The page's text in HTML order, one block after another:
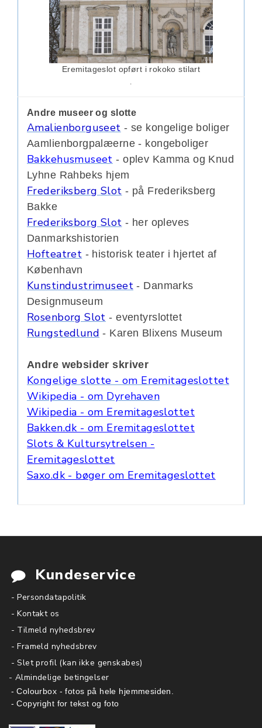
Eremitageslot opført i rokoko stilart
Andre museer og slotte
Amalienborguseet - se kongelige boliger
Aamlienborgpalæerne- kongeboliger
Bakkehusmuseet - oplev Kamma og Knud
Lyhne Rahbeks hjem
Frederiksberg Slot - på Frederiksberg
Bakke
Frederiksborg Slot - her opleves
Danmarkshistorien
Hofteatret - historisk teater i hjertet af
København
Kunstindustrimuseet - Danmarks
Designmuseum
Rosenborg Slot - eventyrslottet
Rungstedlund - Karen Blixens Museum
Andre websider skriver
Kongelige slotte - om Eremitageslottet
Wikipedia - om Dyrehaven
Wikipedia - om Eremitageslottet
Bakken.dk - om Eremitageslottet
Slots & Kultursytrelsen -
Eremitageslottet
Saxo.dk - bøger om Eremitageslottet
Kundeservice
- Persondatapolitik
- Kontakt os
- Tilmeld nyhedsbrev
- Frameld nyhedsbrev
- Slet profil (kan ikke genskabes)
- Almindelige betingelser
- Colourbox - fotos på hele hjemmesiden.
- Copyright for tekst og foto